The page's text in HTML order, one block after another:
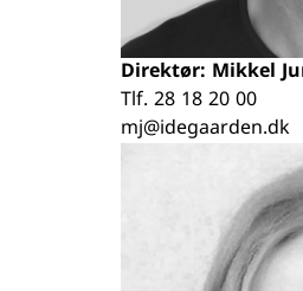
Direktør: Mikkel
Tlf. 28 18 20 00
mj@idegaarden.dk